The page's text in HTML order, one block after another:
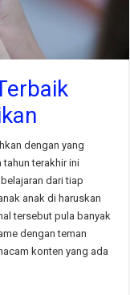
dengan yang
tahun terakhir ini
dari tiap
anak di haruskan
tersebut pula banyak
dengan teman
konten yang ada